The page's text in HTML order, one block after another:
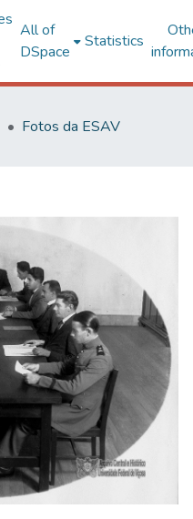
All of
DSpace
Statistics
Fotos da ESAV